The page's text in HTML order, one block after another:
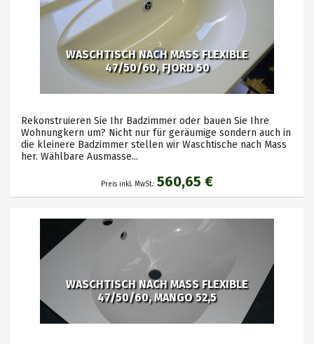
WASCHTISCH NACH MASS FLEXIBLE
47/50/60, FJORD 50
Rekonstruieren Sie Ihr Badzimmer oder bauen Sie Ihre
Wohnungkern um? Nicht nur für geräumige sondern auch in
die kleinere Badzimmer stellen wir Waschtische nach Mass
her. Wählbare Ausmasse...
Preis inkl. MwSt.: 560,65 €
WASCHTISCH NACH MASS FLEXIBLE
47/50/60, MANGO 52,5